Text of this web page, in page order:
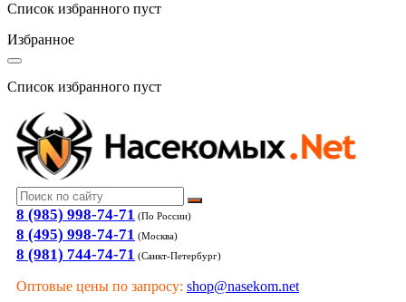
Список избранного пуст
Избранное
Список избранного пуст
8 (985) 998-74-71 (По России)
8 (495) 998-74-71 (Москва)
8 (981) 744-74-71 (Санкт-Петербург)
Оптовые цены по запросу: shop@nasekom.net